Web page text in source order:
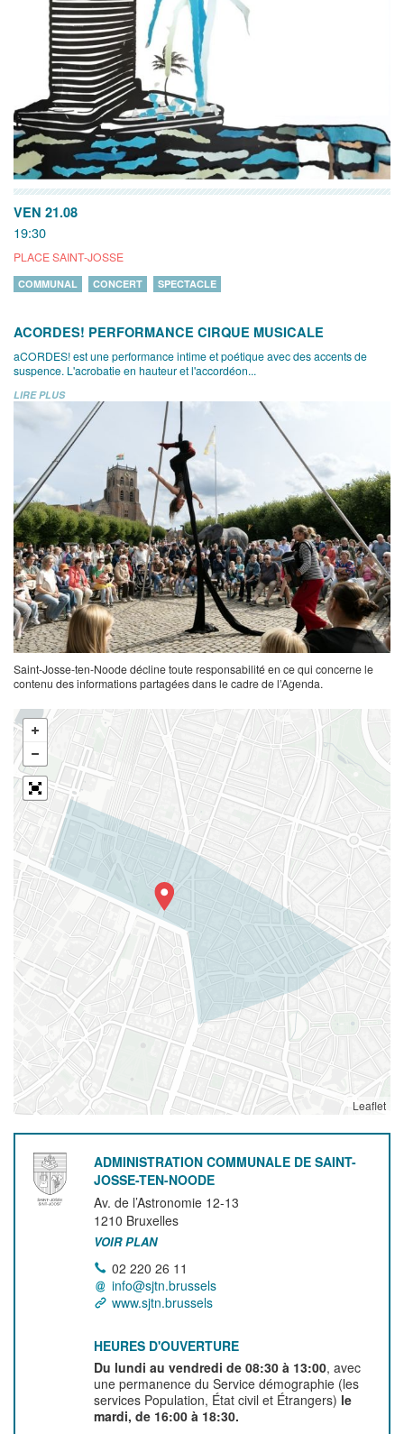
VEN 21.08
19:30
PLACE SAINT-JOSSE
COMMUNAL CONCERT SPECTACLE
ACORDES! PERFORMANCE CIRQUE MUSICALE
aCORDES! est une performance intime et poétique avec des accents de
suspence. L'acrobatie en hauteur et l'accordéon...
LIRE PLUS
Saint-Josse-ten-Noode décline toute responsabilité en ce qui concerne le
contenu des informations partagées dans le cadre de l’Agenda.
Leaflet
ADMINISTRATION COMMUNALE DE SAINT-
JOSSE-TEN-NOODE
Av. de l’Astronomie 12-13
1210 Bruxelles
VOIR PLAN
02 220 26 11
info@sjtn.brussels
www.sjtn.brussels
HEURES D'OUVERTURE
Du lundi au vendredi de 08:30 à 13:00, avec
une permanence du Service démographie (les
services Population, État civil et Étrangers) le
mardi, de 16:00 à 18:30.